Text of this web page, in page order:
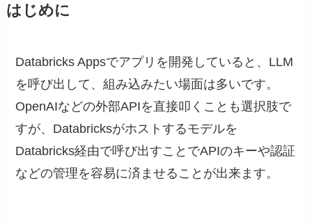
はじめに
Databricks Appsでアプリを開発していると、LLM
を呼び出して、組み込みたい場面は多いです。
OpenAIなどの外部APIを直接叩くことも選択肢で
すが、Databricksがホストするモデルを
Databricks経由で呼び出すことでAPIのキーや認証
などの管理を容易に済ませることが出来ます。